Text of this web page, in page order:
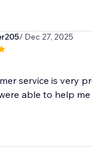
/ Dec 27, 2025
service is very
able to help me